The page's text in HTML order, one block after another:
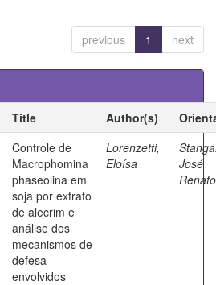
previous 1 next
Title Author(s)
Controle de
Macrophomina
phaseolina em
soja por extrato
de alecrim e
análise dos
mecanismos de
defesa
envolvidos
Lorenzetti,
Eloísa
José
Renato